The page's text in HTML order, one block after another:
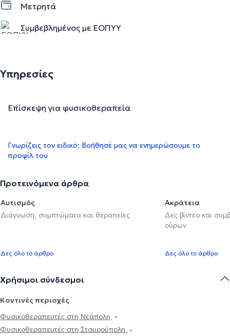
Μετρητά
Συμβεβλημένος με ΕΟΠΥΥ
Υπηρεσίες
Επίσκεψη για φυσικοθεραπεία
Γνωρίζεις τον ειδικό; Βοήθησέ μας να ενημερώσουμε το
προφίλ του
Προτεινόμενα άρθρα
Αυτισμός
Διάγνωση, συμπτώματα και θεραπείες
Δες όλο το άρθρο
Ακράτεια
Δες βίντεο και
ούρων
Δες όλο το άρθρο
Χρήσιμοι σύνδεσμοι
Κοντινές περιοχές
Φυσικοθεραπευτές στη Νεάπολη
Φυσικοθεραπευτές στη Σταυρούπολη